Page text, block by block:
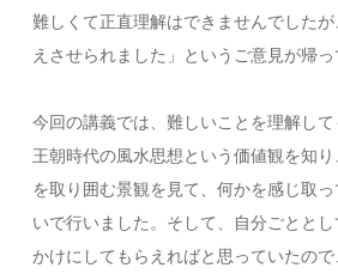
難しくて正直理解はできませんでした
えさせられました」というご意見が帰っ
今回の講義では、難しいことを理解して
王朝時代の風水思想という価値観を知
を取り囲む景観を見て、何かを感じ取
いで行いました。そして、自分ごとと
かけにしてもらえればと思っていたの